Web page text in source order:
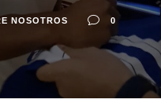
NOSOTROS 0